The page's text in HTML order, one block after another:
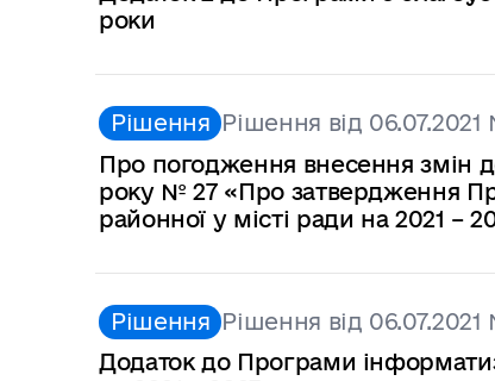
роки
Рішення Рішення від
Про погодження внесення змін
року № 27 «Про затвердження
районної у місті ради на 2021 –
Рішення Рішення від
Додаток до Програми